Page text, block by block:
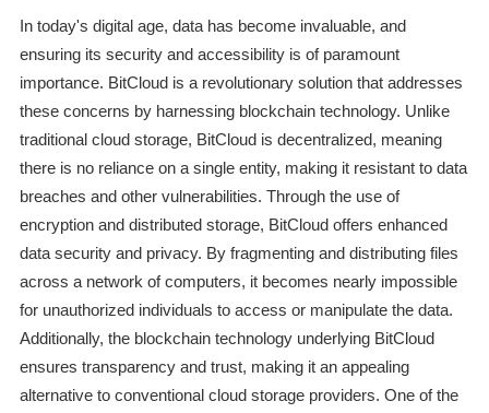
In today's digital age, data has become invaluable, and
ensuring its security and accessibility is of paramount
importance. BitCloud is a revolutionary solution that addresses
these concerns by harnessing blockchain technology. Unlike
traditional cloud storage, BitCloud is decentralized, meaning
there is no reliance on a single entity, making it resistant to data
breaches and other vulnerabilities. Through the use of
encryption and distributed storage, BitCloud offers enhanced
data security and privacy. By fragmenting and distributing files
across a network of computers, it becomes nearly impossible
for unauthorized individuals to access or manipulate the data.
Additionally, the blockchain technology underlying BitCloud
ensures transparency and trust, making it an appealing
alternative to conventional cloud storage providers. One of the